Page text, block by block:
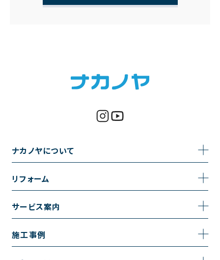
ナカノヤについて
事業内容
採用情報
リフォーム
トイレのリフォーム
キッチンのリフォーム
サービス案内
サービスの流れ
施工事例
施工事例一覧